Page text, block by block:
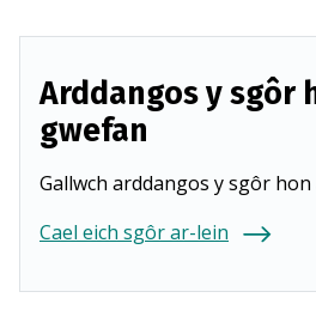
Arddangos y sgôr
gwefan
Gallwch arddangos y sgôr
Cael eich sgôr ar-lein